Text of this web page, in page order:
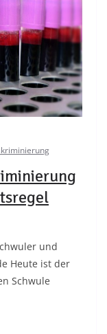
und
Heute ist der
Schwule